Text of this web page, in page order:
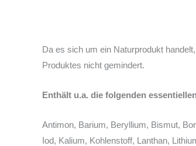
Da es sich um ein Naturprodukt
Produktes nicht gemindert.
Enthält u.a. die folgenden
Antimon, Barium, Beryllium, Bismut,
Iod, Kalium, Kohlenstoff, Lanthan,